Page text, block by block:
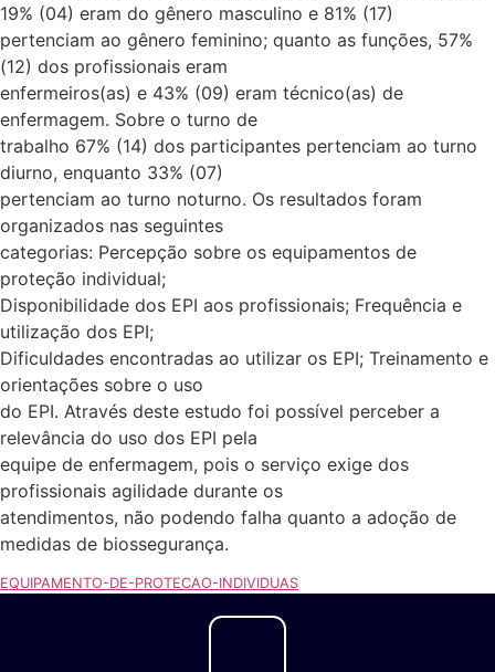
19% (04) eram do gênero masculino e 81% (17)
pertenciam ao gênero feminino; quanto as funções, 57%
(12) dos profissionais eram
enfermeiros(as) e 43% (09) eram técnico(as) de
enfermagem. Sobre o turno de
trabalho 67% (14) dos participantes pertenciam ao turno
diurno, enquanto 33% (07)
pertenciam ao turno noturno. Os resultados foram
organizados nas seguintes
categorias: Percepção sobre os equipamentos de
proteção individual;
Disponibilidade dos EPI aos profissionais; Frequência e
utilização dos EPI;
Dificuldades encontradas ao utilizar os EPI; Treinamento e
orientações sobre o uso
do EPI. Através deste estudo foi possível perceber a
relevância do uso dos EPI pela
equipe de enfermagem, pois o serviço exige dos
profissionais agilidade durante os
atendimentos, não podendo falha quanto a adoção de
medidas de biossegurança.
EQUIPAMENTO-DE-PROTECAO-INDIVIDUAS